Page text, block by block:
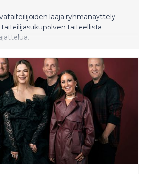
laaja ryhmänäyttely
taiteellista